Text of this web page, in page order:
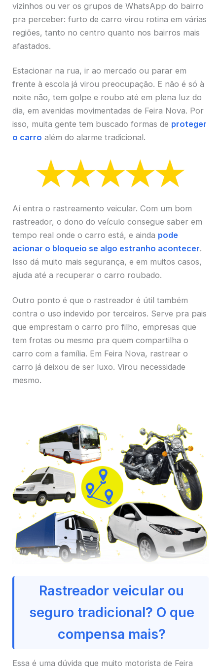
vizinhos ou ver os grupos de WhatsApp do bairro
pra perceber: furto de carro virou rotina em várias
regiões, tanto no centro quanto nos bairros mais
afastados.
Estacionar na rua, ir ao mercado ou parar em
frente à escola já virou preocupação. E não é só à
noite não, tem golpe e roubo até em plena luz do
dia, em avenidas movimentadas de Feira Nova. Por
isso, muita gente tem buscado formas de proteger
o carro além do alarme tradicional.
Aí entra o rastreamento veicular. Com um bom
rastreador, o dono do veículo consegue saber em
tempo real onde o carro está, e ainda pode
acionar o bloqueio se algo estranho acontecer.
Isso dá muito mais segurança, e em muitos casos,
ajuda até a recuperar o carro roubado.
Outro ponto é que o rastreador é útil também
contra o uso indevido por terceiros. Serve pra pais
que emprestam o carro pro filho, empresas que
tem frotas ou mesmo pra quem compartilha o
carro com a família. Em Feira Nova, rastrear o
carro já deixou de ser luxo. Virou necessidade
mesmo.
Rastreador veicular ou
seguro tradicional? O que
compensa mais?
Essa é uma dúvida que muito motorista de Feira